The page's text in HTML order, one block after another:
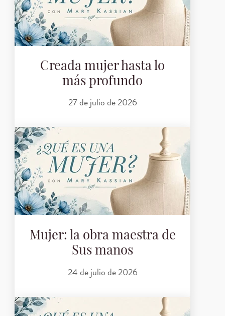
Creada mujer hasta lo
más profundo
27 de julio de 2026
Mujer: la obra maestra de
Sus manos
24 de julio de 2026